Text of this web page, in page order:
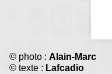
© photo : Alain-Marc
© texte : Lafcadio